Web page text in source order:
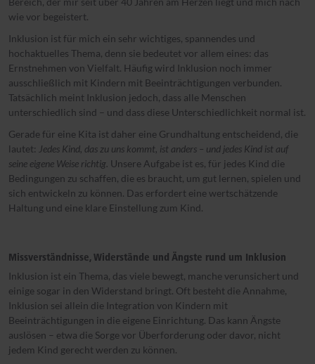
wie vor begeistert.
Inklusion ist für mich ein sehr wichtiges, spannendes und
hochaktuelles Thema, denn sie bedeutet vor allem eines: das
Ernstnehmen von Vielfalt. Häufig wird Inklusion noch immer
ausschließlich mit Kindern mit Beeinträchtigungen verbunden.
Tatsächlich meint Inklusion jedoch, dass alle Menschen
unterschiedlich sind – und dass diese Unterschiedlichkeit normal ist.
Gerade für eine Kita ist daher eine Grundhaltung entscheidend, die
lautet: Jedes Kind, das zu uns kommt, ist anders – und jedes Kind ist auf
seine eigene Weise richtig. Unsere Aufgabe ist es, für jedes Kind die
Bedingungen zu schaffen, die es braucht, um gut lernen, spielen und
sich entwickeln zu können. Das erfordert eine wertschätzende
Haltung und eine klare Einstellung zum Kind.
Missverständnisse, Widerstände und Ängste rund um Inklusion
Inklusion ist ein Thema, das viele bewegt, manche verunsichert und
einige sogar in den Widerstand bringt. Oft besteht die Annahme,
Inklusion sei allein die Integration von Kindern mit
Beeinträchtigungen in die eigene Einrichtung. Das kann Ängste
auslösen – etwa die Sorge vor Überforderung oder davor, nicht
jedem Kind gerecht werden zu können.